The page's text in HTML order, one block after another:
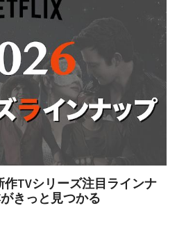
作TVシリーズ注目ラインナ
きっと見つかる